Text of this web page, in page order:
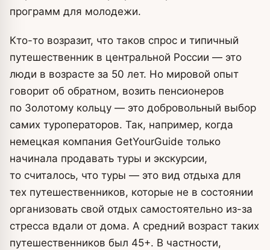
программ для молодежи.
Кто-то возразит, что таков спрос и типичный
путешественник в центральной России — это
люди в возрасте за 50 лет. Но мировой опыт
говорит об обратном, возить пенсионеров
по Золотому кольцу — это добровольный выбор
самих туроператоров. Так, например, когда
немецкая компания GetYourGuide только
начинала продавать туры и экскурсии,
то считалось, что туры — это вид отдыха для
тех путешественников, которые не в состоянии
организовать свой отдых самостоятельно из-за
стресса вдали от дома. А средний возраст таких
путешественников был 45+. В частности,